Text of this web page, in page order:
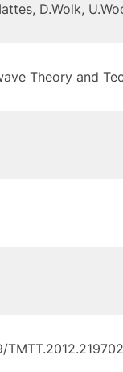
D.Wolk,
Theory and